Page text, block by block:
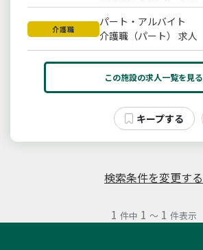
介護職
パート・アルバイト
介護職（パート） 求人
この施設の求人一覧を見る
検索条件を変更する
1 件中 1 ～ 1 件表示